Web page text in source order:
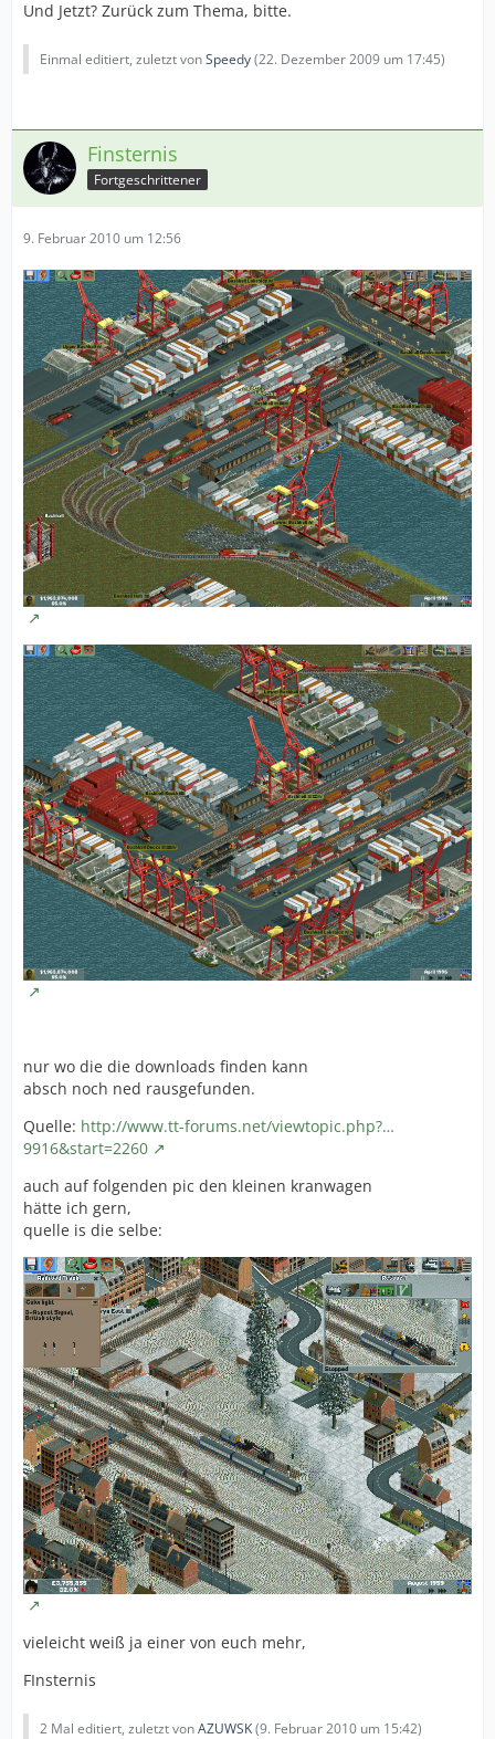
Und Jetzt? Zurück zum Thema, bitte.
Einmal editiert, zuletzt vonSpeedy(22. Dezember 2009 um 17:45)
Finsternis
Fortgeschrittener
9. Februar 2010 um 12:56
nur wo die die downloads finden kann
absch noch ned rausgefunden.
Quelle: http://www.tt-forums.net/viewtopic.php?…
9916&start=2260
auch auf folgenden pic den kleinen kranwagen
hätte ich gern,
quelle is die selbe:
vieleicht weiß ja einer von euch mehr,
FInsternis
2 Mal editiert, zuletzt vonAZUWSK(9. Februar 2010 um 15:42)